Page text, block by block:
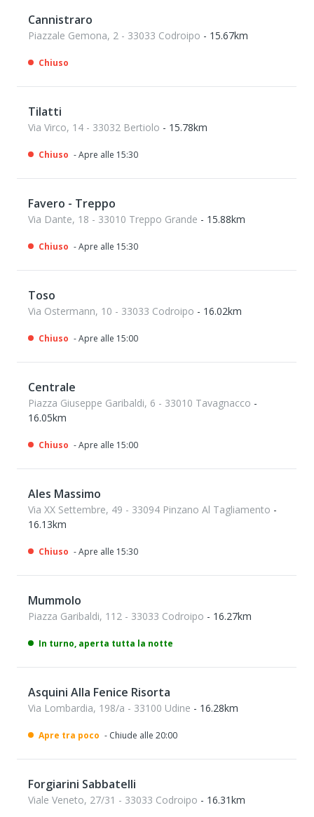
Cannistraro
Piazzale Gemona, 2 - 33033 Codroipo - 15.67km
Chiuso
Tilatti
Via Virco, 14 - 33032 Bertiolo - 15.78km
Chiuso - Apre alle 15:30
Favero - Treppo
Via Dante, 18 - 33010 Treppo Grande - 15.88km
Chiuso - Apre alle 15:30
Toso
Via Ostermann, 10 - 33033 Codroipo - 16.02km
Chiuso - Apre alle 15:00
Centrale
Piazza Giuseppe Garibaldi, 6 - 33010 Tavagnacco -
16.05km
Chiuso - Apre alle 15:00
Ales Massimo
Via XX Settembre, 49 - 33094 Pinzano Al Tagliamento -
16.13km
Chiuso - Apre alle 15:30
Mummolo
Piazza Garibaldi, 112 - 33033 Codroipo - 16.27km
In turno, aperta tutta la notte
Asquini Alla Fenice Risorta
Via Lombardia, 198/a - 33100 Udine - 16.28km
Apre tra poco - Chiude alle 20:00
Forgiarini Sabbatelli
Viale Veneto, 27/31 - 33033 Codroipo - 16.31km